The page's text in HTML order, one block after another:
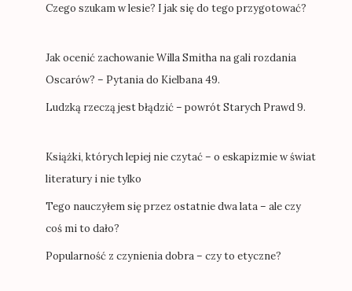
Czego szukam w lesie? I jak się do tego przygotować?
Jak ocenić zachowanie Willa Smitha na gali rozdania
Oscarów? – Pytania do Kielbana 49.
Ludzką rzeczą jest błądzić – powrót Starych Prawd 9.
Książki, których lepiej nie czytać – o eskapizmie w świat
literatury i nie tylko
Tego nauczyłem się przez ostatnie dwa lata – ale czy
coś mi to dało?
Popularność z czynienia dobra – czy to etyczne?